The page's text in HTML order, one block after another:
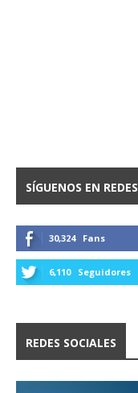
SÍGUENOS EN REDES
30,324 Fans
6,110 Seguidores
REDES SOCIALES